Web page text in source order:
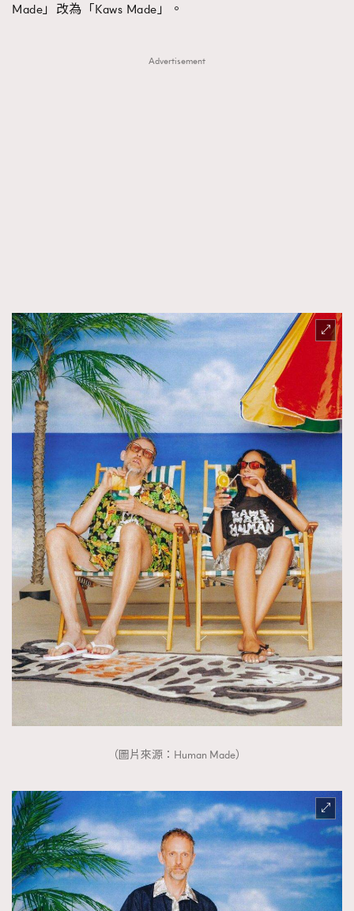
TRENDING
AFrenchMind
DressLikeAParisienne
EmpowerF
FashionWeek FigaroAesthetic
Made」改為「Kaws Made」。
Advertisement
（圖片來源：Human Made）